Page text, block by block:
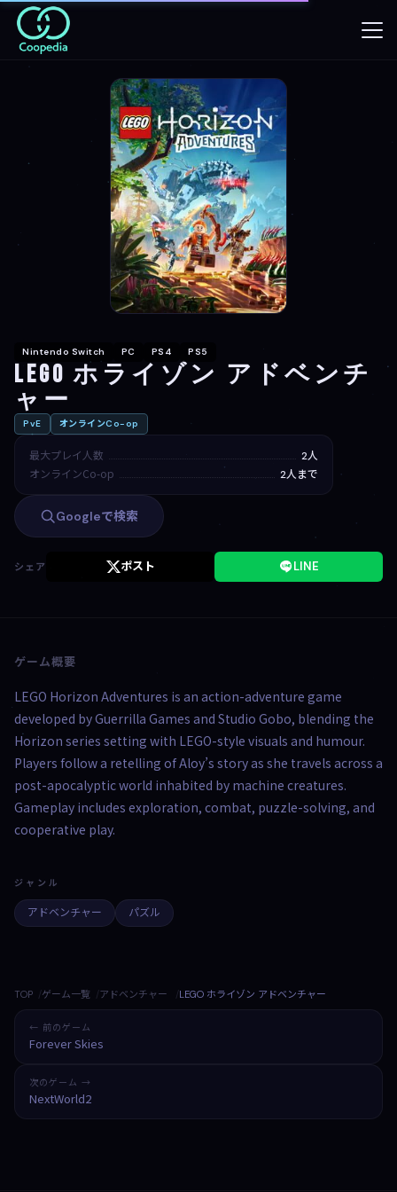
Nintendo Switch PC PS4 PS5
LEGO ホライゾン アドベンチ
ャー
PvE オンラインCo-op
最大プレイ人数 2人
オンラインCo-op 2人まで
Googleで検索
シェア ポスト LINE
ゲーム概要
LEGO Horizon Adventures is an action-adventure game
developed by Guerrilla Games and Studio Gobo, blending the
Horizon series setting with LEGO-style visuals and humour.
Players follow a retelling of Aloy’s story as she travels across a
post-apocalyptic world inhabited by machine creatures.
Gameplay includes exploration, combat, puzzle-solving, and
cooperative play.
ジャンル
アドベンチャー パズル
TOP ゲーム一覧 アドベンチャー LEGO ホライゾン アドベンチャー
← 前のゲーム
Forever Skies
次のゲーム →
NextWorld2